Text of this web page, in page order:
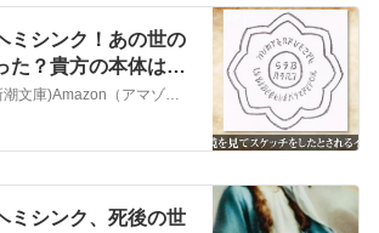
ミシンク！あの世の
た？貴方の本体は意
ター！』
宮本武蔵（一） (新潮文庫)Amazon（アマゾン）100〜2,009円 新装版 宮本武蔵 (朝日文庫)Amazon（アマゾン）317〜2,169円 宮…
ミシンク、死後の世